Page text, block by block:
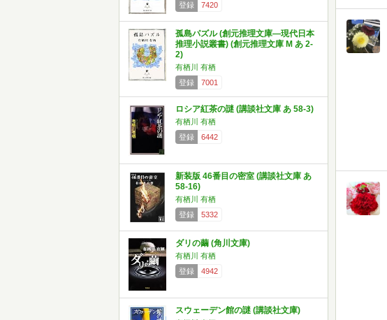
登録
7420
孤島パズル (創元推理文庫―現代日本
推理小説叢書) (創元推理文庫 M あ 2-
2)
有栖川 有栖
登録
7001
ロシア紅茶の謎 (講談社文庫 あ 58-3)
有栖川 有栖
登録
6442
新装版 46番目の密室 (講談社文庫 あ
58-16)
有栖川 有栖
登録
5332
ダリの繭 (角川文庫)
有栖川 有栖
登録
4942
スウェーデン館の謎 (講談社文庫)